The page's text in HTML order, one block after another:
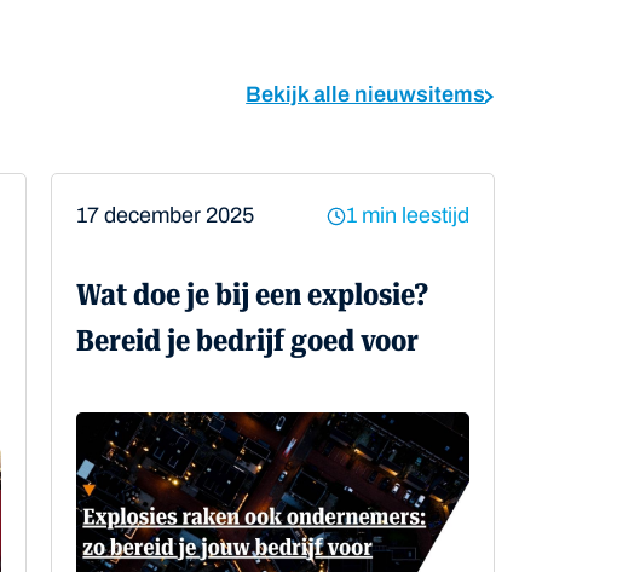
Bekijk alle nieuwsitems
17 december 2025 1 min leestijd
Wat doe je bij een explosie?
Bereid je bedrijf goed voor